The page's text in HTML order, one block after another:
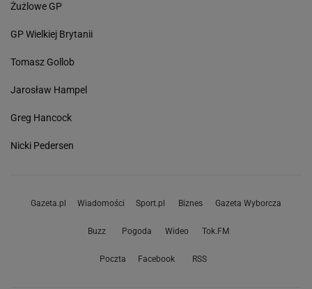
Żużlowe GP
GP Wielkiej Brytanii
Tomasz Gollob
Jarosław Hampel
Greg Hancock
Nicki Pedersen
Gazeta.pl Wiadomości Sport.pl Biznes Gazeta Wyborcza
Buzz Pogoda Wideo Tok.FM
Poczta Facebook RSS